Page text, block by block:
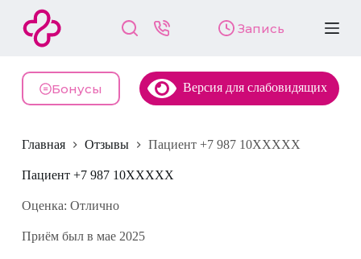
й
и
у
и
Запись
Бонусы Версия для слабовидящих
Главная Отзывы Пациент +7 987 10XXXXX
Пациент +7 987 10XXXXX
Оценка: Отлично
Приём был в мае 2025